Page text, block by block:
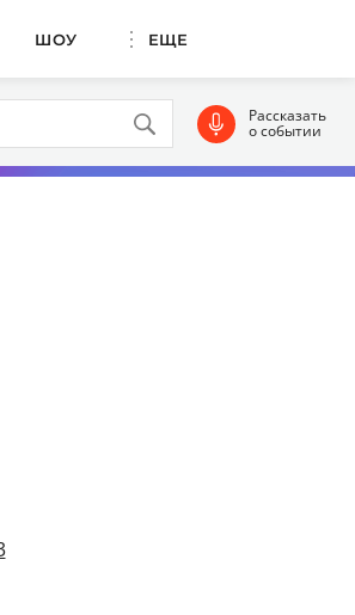
ШОУ ЕЩЕ
Рассказать
о событии